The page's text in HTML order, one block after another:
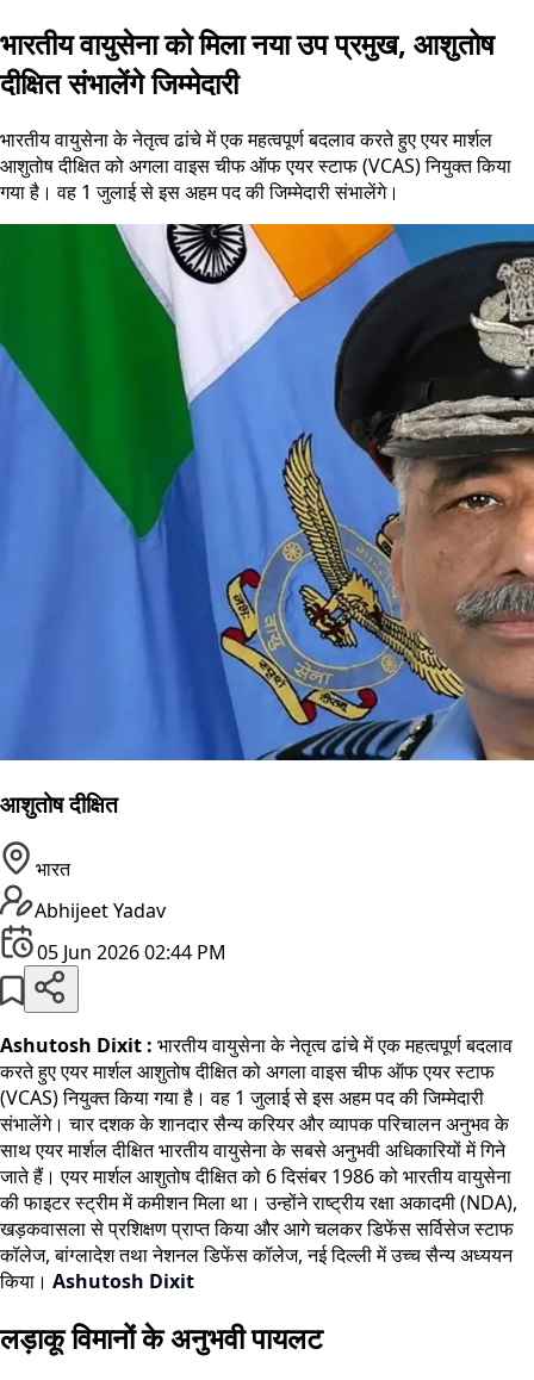
भारतीय वायुसेना को मिला नया उप प्रमुख, आशुतोष
दीक्षित संभालेंगे जिम्मेदारी
भारतीय वायुसेना के नेतृत्व ढांचे में एक महत्वपूर्ण बदलाव करते हुए एयर मार्शल
आशुतोष दीक्षित को अगला वाइस चीफ ऑफ एयर स्टाफ (VCAS) नियुक्त किया
गया है। वह 1 जुलाई से इस अहम पद की जिम्मेदारी संभालेंगे।
आशुतोष दीक्षित
भारत
Abhijeet Yadav
05 Jun 2026 02:44 PM
Ashutosh Dixit : भारतीय वायुसेना के नेतृत्व ढांचे में एक महत्वपूर्ण बदलाव
करते हुए एयर मार्शल आशुतोष दीक्षित को अगला वाइस चीफ ऑफ एयर स्टाफ
(VCAS) नियुक्त किया गया है। वह 1 जुलाई से इस अहम पद की जिम्मेदारी
संभालेंगे। चार दशक के शानदार सैन्य करियर और व्यापक परिचालन अनुभव के
साथ एयर मार्शल दीक्षित भारतीय वायुसेना के सबसे अनुभवी अधिकारियों में गिने
जाते हैं। एयर मार्शल आशुतोष दीक्षित को 6 दिसंबर 1986 को भारतीय वायुसेना
की फाइटर स्ट्रीम में कमीशन मिला था। उन्होंने राष्ट्रीय रक्षा अकादमी (NDA),
खड़कवासला से प्रशिक्षण प्राप्त किया और आगे चलकर डिफेंस सर्विसेज स्टाफ
कॉलेज, बांग्लादेश तथा नेशनल डिफेंस कॉलेज, नई दिल्ली में उच्च सैन्य अध्ययन
किया। Ashutosh Dixit
लड़ाकू विमानों के अनुभवी पायलट